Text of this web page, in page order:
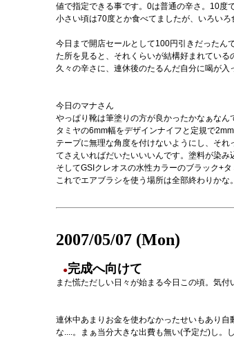
値で指定できる事です。0は普通の辛さ。10度
小さい頃は70度とか食べてましたが、いろい
今日まで開店セールとして100円引きだったん
た所を見ると、それくらいが結構好まれてい
久々の辛さに、連休後のたるんだ自分に喝が入
今日のマナさん
やっぱり靴は筆塗りの方が良かったかなぁなん
タミヤの6mm幅をデザインナイフと定規で
テープに無理な角度を付けないようにし、そ
てさえいればだいたいいいんです。塗料が染み
そしてGSIクレオスの水性カラーのブラック+
これでエアブラシを使う場所は全部終わりかな。
2007/05/07 (Mon)
●完成へ向けて
また慌ただしい日々が始まる今日この頃。気付
連休中あまりお金を使わなかったせいもあり
な....。まぁ当分大きな出費も無い(予定だ)し。